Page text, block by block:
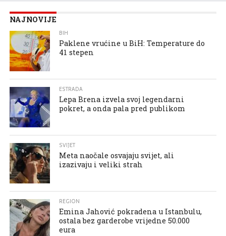
NAJNOVIJE
BIH
Paklene vrućine u BiH: Temperature do
41 stepen
ESTRADA
Lepa Brena izvela svoj legendarni
pokret, a onda pala pred publikom
SVIJET
Meta naočale osvajaju svijet, ali
izazivaju i veliki strah
REGION
Emina Jahović pokradena u Istanbulu,
ostala bez garderobe vrijedne 50.000
eura